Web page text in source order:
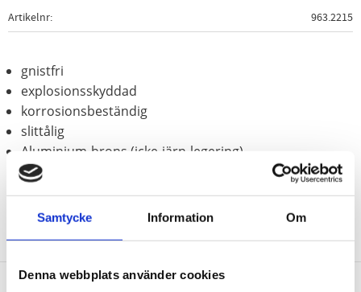
Samtycke Information Om
Denna webbplats använder cookies
Artikelnr 963.2215
gnistfri
explosionsskyddad
korrosionsbeständig
slittålig
Aluminium-brons (icke-järn-legering)